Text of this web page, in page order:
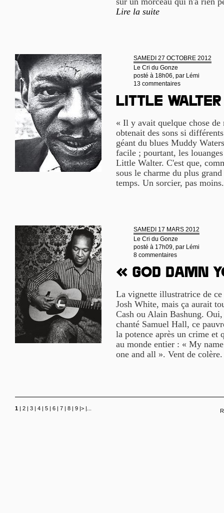
Lire la suite
SAMEDI 27 OCTOBRE 2012
Le Cri du Gonze
posté à 18h06, par Lémi
13 commentaires
Little Walter
« Il y avait quelque chose
obtenait des sons si
géant du blues Muddy
facile ; pourtant, les
Little Walter. C'est que,
sous le charme du plus
temps. Un sorcier, pas
SAMEDI 17 MARS 2012
Le Cri du Gonze
posté à 17h09, par Lémi
8 commentaires
« God damn
La vignette illustratrice de
Josh White, mais ça aurait
Cash ou Alain Bashung.
chanté Samuel Hall, ce
la potence après un crime et
au monde entier : « My
one and all ». Vent de
1 | 2 | 3 | 4 | 5 | 6 | 7 | 8 | 9 |> |